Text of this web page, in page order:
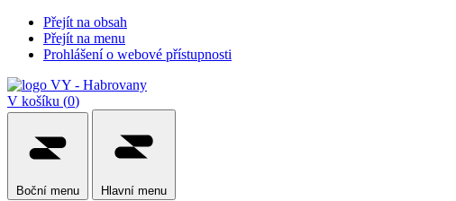
Přejít na obsah
Přejít na menu
Prohlášení o webové přístupnosti
V košíku (0)
Boční menu Hlavní menu